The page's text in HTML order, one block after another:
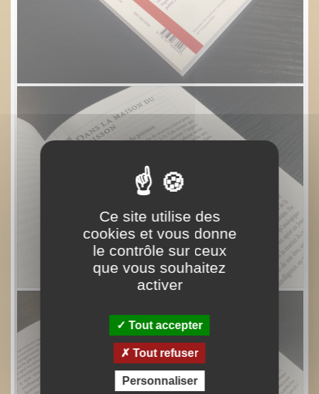
Ce site utilise des
cookies et vous donne
le contrôle sur ceux
que vous souhaitez
activer
Tout accepter
Tout refuser
Personnaliser